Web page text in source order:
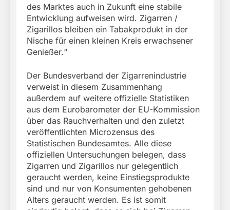
des Marktes auch in Zukunft eine stabile
Entwicklung aufweisen wird. Zigarren /
Zigarillos bleiben ein Tabakprodukt in der
Nische für einen kleinen Kreis erwachsener
Genießer.“
Der Bundesverband der Zigarrenindustrie
verweist in diesem Zusammenhang
außerdem auf weitere offizielle Statistiken
aus dem Eurobarometer der EU-Kommission
über das Rauchverhalten und den zuletzt
veröffentlichten Microzensus des
Statistischen Bundesamtes. Alle diese
offiziellen Untersuchungen belegen, dass
Zigarren und Zigarillos nur gelegentlich
geraucht werden, keine Einstiegsprodukte
sind und nur von Konsumenten gehobenen
Alters geraucht werden. Es ist somit